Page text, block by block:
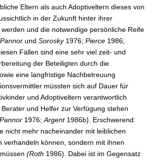
Eltern als auch Adoptiveltern dieses von
in der Zukunft hinter ihrer
und die notwendige persönliche Reife
und Sorosky 1976; Pierce 1986;
Fällen sind eine sehr viel zeit- und
der Beteiligten durch die
eine langfristige Nachbetreuung
müssten sich auf Dauer für
und Adoptiveltern verantwortlich
und Helfer zur Verfügung stehen
Pannor 1976; Argent 1986b). Erschwerend
nicht mehr nacheinander mit leiblichen
verhandeln können, sondern mit ihnen
(Roth 1986). Dabei ist im Gegensatz